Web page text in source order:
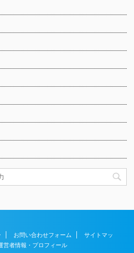
お問い合わせフォーム
サイトマッ
営者情報・プロフィール